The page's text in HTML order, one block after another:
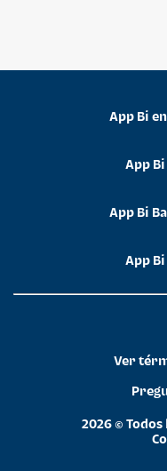
App Bi
App Bi
App Bi
App
2026 ©
Ver